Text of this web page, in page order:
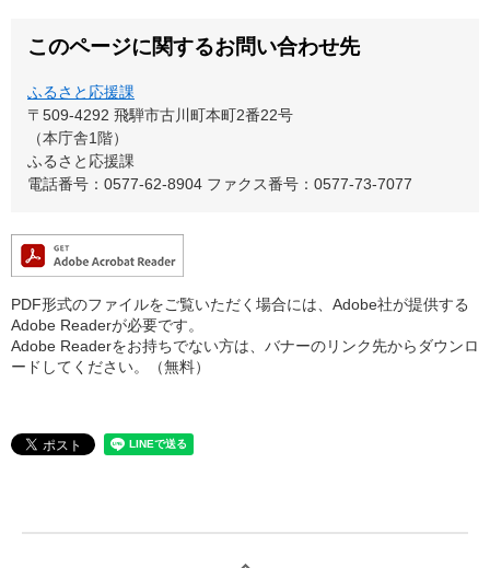
このページに関するお問い合わせ先
ふるさと応援課
〒509-4292 飛騨市古川町本町2番22号
（本庁舎1階）
ふるさと応援課
電話番号：0577-62-8904 ファクス番号：0577-73-7077
PDF形式のファイルをご覧いただく場合には、Adobe社が提供する
Adobe Readerが必要です。
Adobe Readerをお持ちでない方は、バナーのリンク先からダウンロ
ードしてください。（無料）